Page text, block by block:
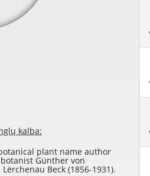
kalba:
plant name author
botanist Günther von
Beck (1856-1931).